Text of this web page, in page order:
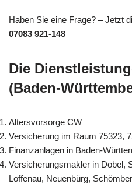
Haben Sie eine Frage? – Jetzt
07083 921-148
Die
(Baden-
Altersvorsorge CW
Versicherung im Raum 75323,
Finanzanlagen in Baden-
Versicherungsmakler in Dobel,
Loffenau, Neuenbürg,